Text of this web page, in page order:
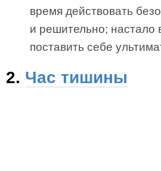
время действовать
и решительно; настало
поставить себе
2. Час тишины